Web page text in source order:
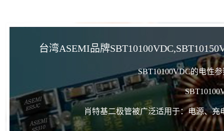
台湾ASEMI品牌
SBT10100VDC的电性
肖特基二极管被广泛适用于：电源、